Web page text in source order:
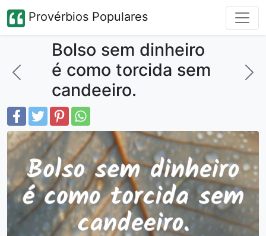
Provérbios Populares
Bolso sem dinheiro
é como torcida sem
candeeiro.